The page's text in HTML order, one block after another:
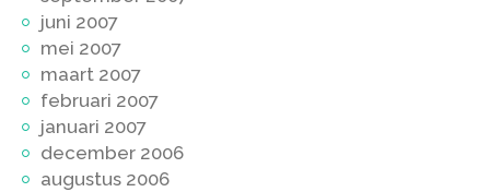
juni 2007
mei 2007
maart 2007
februari 2007
januari 2007
december 2006
augustus 2006